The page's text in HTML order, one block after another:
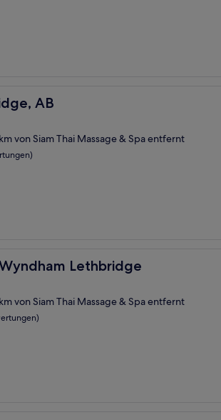
AB
AB
von Siam Thai Massage & Spa entfernt
Lethbridge
Lethbridge
von Siam Thai Massage & Spa entfernt